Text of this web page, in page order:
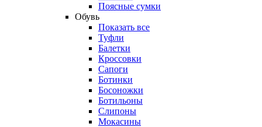
Поясные сумки
Обувь
Показать все
Туфли
Балетки
Кроссовки
Сапоги
Ботинки
Босоножки
Ботильоны
Слипоны
Мокасины